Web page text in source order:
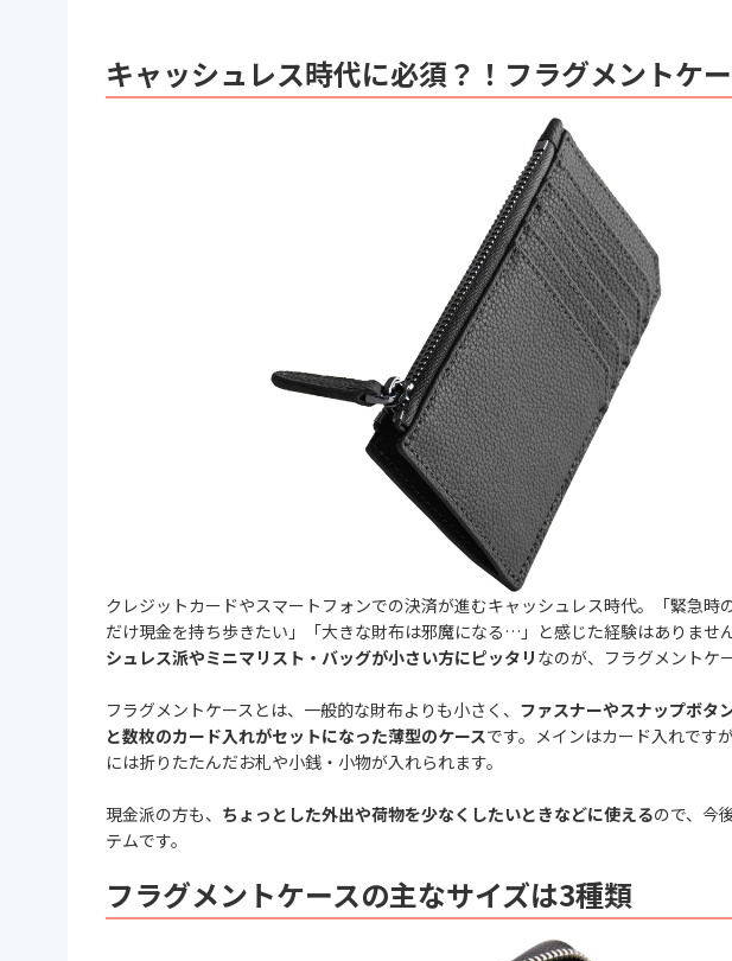
キャッシュレス時代に必須？！フラグメントケ
クレジットカードやスマートフォンでの決済が進むキャッシュレス時代。「緊急時
だけ現金を持ち歩きたい」「大きな財布は邪魔になる…」と感じた経験はありませ
シュレス派やミニマリスト・バッグが小さい方にピッタリ なのが、フラグメントケ
フラグメントケースとは、一般的な財布よりも小さく、 ファスナーやスナップボタ
と数枚のカード入れがセットになった薄型のケースです。メインはカード入れです
には折りたたんだお札や小銭・小物が入れられます。
現金派の方も、 ちょっとした外出や荷物を少なくしたいときなどに使えるので、今
テムです。
フラグメントケースの主なサイズは3種類